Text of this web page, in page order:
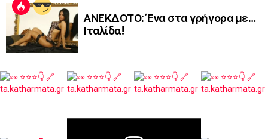
ΑΝΕΚΔΟΤΟ: Ένα στα γρήγορα με…
Ιταλίδα!